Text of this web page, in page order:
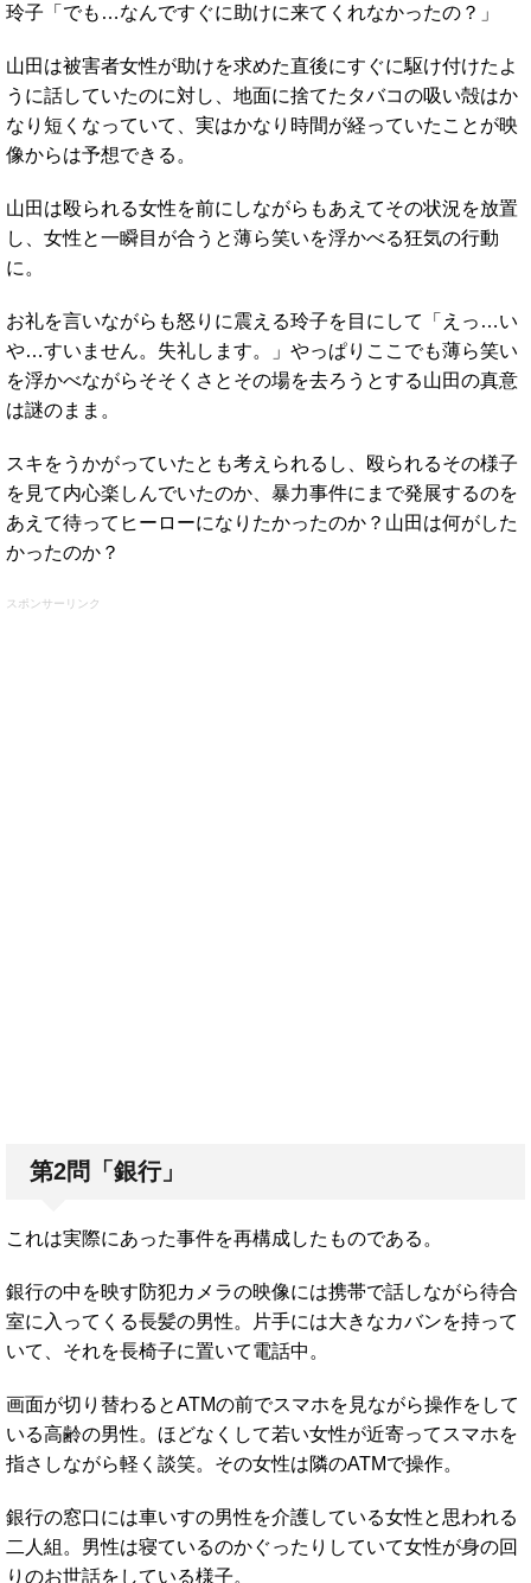
玲子「でも…なんですぐに助けに来てくれなかったの？」
山田は被害者女性が助けを求めた直後にすぐに駆け付けたよ
うに話していたのに対し、地面に捨てたタバコの吸い殻はか
なり短くなっていて、実はかなり時間が経っていたことが映
像からは予想できる。
山田は殴られる女性を前にしながらもあえてその状況を放置
し、女性と一瞬目が合うと薄ら笑いを浮かべる狂気の行動
に。
お礼を言いながらも怒りに震える玲子を目にして「えっ…い
や…すいません。失礼します。」やっぱりここでも薄ら笑い
を浮かべながらそそくさとその場を去ろうとする山田の真意
は謎のまま。
スキをうかがっていたとも考えられるし、殴られるその様子
を見て内心楽しんでいたのか、暴力事件にまで発展するのを
あえて待ってヒーローになりたかったのか？山田は何がした
かったのか？
スポンサーリンク
第2問「銀行」
これは実際にあった事件を再構成したものである。
銀行の中を映す防犯カメラの映像には携帯で話しながら待合
室に入ってくる長髪の男性。片手には大きなカバンを持って
いて、それを長椅子に置いて電話中。
画面が切り替わるとATMの前でスマホを見ながら操作をして
いる高齢の男性。ほどなくして若い女性が近寄ってスマホを
指さしながら軽く談笑。その女性は隣のATMで操作。
銀行の窓口には車いすの男性を介護している女性と思われる
二人組。男性は寝ているのかぐったりしていて女性が身の回
りのお世話をしている様子。